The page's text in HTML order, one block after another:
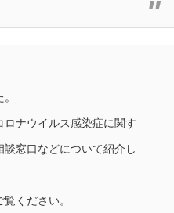
ナウイルス感染症に関す
窓口などについて紹介し
ください。